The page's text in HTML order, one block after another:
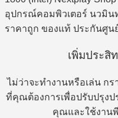
เพิ่มประ
ไม่ว่าจะทำงานหรือเล่น ก
ที่คุณต้องการเพื่อปรับปรุง
คุณและใช้งาน